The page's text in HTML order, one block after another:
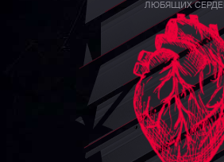
ЛЮБЯЩИХ СЕРДЕЦ